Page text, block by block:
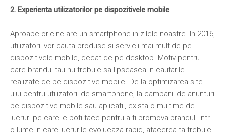
2. Experienta utilizatorilor pe dispozitivele mobile
Aproape oricine are un smartphone in zilele noastre. In 2016,
utilizatorii vor cauta produse si servicii mai mult de pe
dispozitivele mobile, decat de pe desktop. Motiv pentru
care brandul tau nu trebuie sa lipseasca in cautarile
realizate de pe dispozitive mobile. De la optimizarea site-
ului pentru utilizatorii de smartphone, la campanii de anunturi
pe dispozitive mobile sau aplicatii, exista o multime de
lucruri pe care le poti face pentru a-ti promova brandul. Intr-
o lume in care lucrurile evolueaza rapid, afacerea ta trebuie